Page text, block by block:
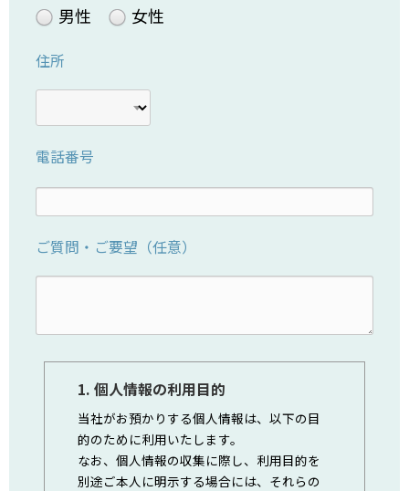
男性 女性
住所
電話番号
ご質問・ご要望（任意）
1. 個人情報の利用目的
当社がお預かりする個人情報は、以下の目
的のために利用いたします。
なお、個人情報の収集に際し、利用目的を
別途ご本人に明示する場合には、それらの